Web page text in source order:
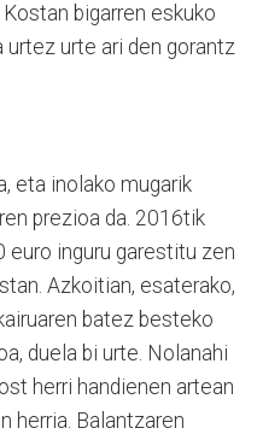
bigarren eskuko
urte ari den gorantz
eta inolako mugarik
prezioa da. 2016tik
inguru garestitu zen
Azkoitian, esaterako,
batez besteko
duela bi urte. Nolanahi
herri handienen artean
herria. Balantzaren